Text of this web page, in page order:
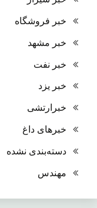
خبر فروشگاه
خبر مشهد
خبر نفت
خبر یزد
خبرارتشی
خبرهای داغ
دسته‌بندی نشده
مهندس